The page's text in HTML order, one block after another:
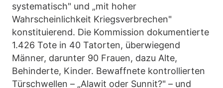
systematisch" und „mit hoher
Wahrscheinlichkeit Kriegsverbrechen"
konstituierend. Die Kommission dokumentierte
1.426 Tote in 40 Tatorten, überwiegend
Männer, darunter 90 Frauen, dazu Alte,
Behinderte, Kinder. Bewaffnete kontrollierten
Türschwellen – „Alawit oder Sunnit?" – und